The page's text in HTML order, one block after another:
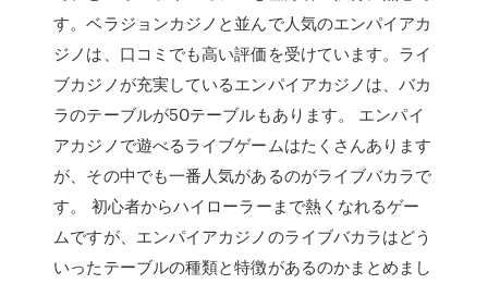
す。ベラジョンカジノと並んで人気のエンパイアカ
ジノは、口コミでも高い評価を受けています。ライ
ブカジノが充実しているエンパイアカジノは、バカ
ラのテーブルが50テーブルもあります。 エンパイ
アカジノで遊べるライブゲームはたくさんあります
が、その中でも一番人気があるのがライブバカラで
す。 初心者からハイローラーまで熱くなれるゲー
ムですが、エンパイアカジノのライブバカラはどう
いったテーブルの種類と特徴があるのかまとめまし